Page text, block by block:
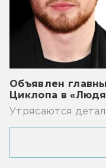
Объявлен
Циклопа в
Утрясаются